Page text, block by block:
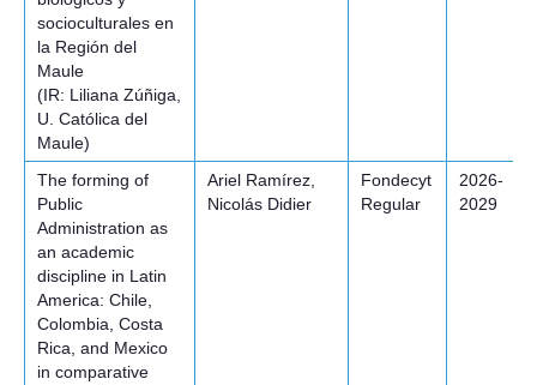
socioculturales en
la Región del
Maule
(IR: Liliana Zúñiga,
U. Católica del
Maule)
The forming of
Public
Administration as
an academic
discipline in Latin
America: Chile,
Colombia, Costa
Rica, and Mexico
in comparative
Ariel Ramírez,
Nicolás Didier
Fondecyt
Regular
2026-
2029